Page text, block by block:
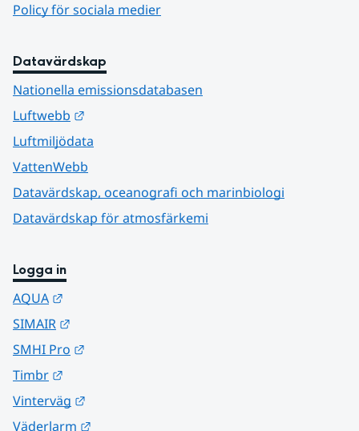
Policy för sociala medier
Datavärdskap
Nationella emissionsdatabasen
Luftwebb
Luftmiljödata
VattenWebb
Datavärdskap, oceanografi och marinbiologi
Datavärdskap för atmosfärkemi
Logga in
AQUA
SIMAIR
SMHI Pro
Timbr
Vinterväg
Väderlarm